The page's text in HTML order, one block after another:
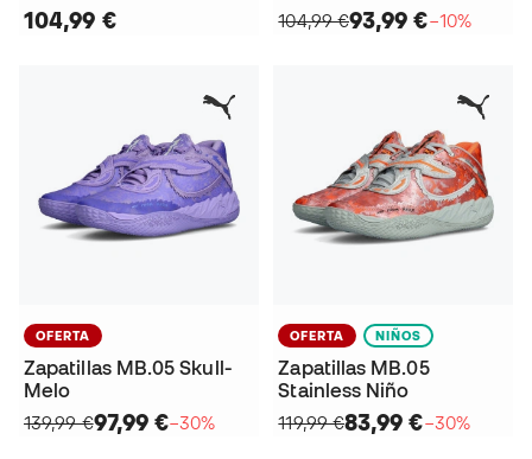
104,99 €
104,99 €93,99 €−10%
OFERTA
Zapatillas MB.05 Skull-
Melo
139,99 €97,99 €−30%
OFERTA NIÑOS
Zapatillas MB.05
Stainless Niño
119,99 €83,99 €−30%